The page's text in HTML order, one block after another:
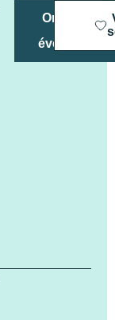
Organiser
évènement